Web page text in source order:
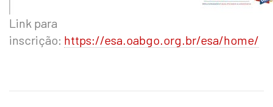
Link para
inscrição: https://esa.oabgo.org.br/esa/home/